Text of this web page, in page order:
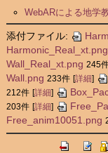
WebARによる地学
添付ファイル:
Harmonic_Real_xt.png
Wall_Real_xt.png 245
Wall.png 233件 [詳細]
212件 [詳細]
203件 [詳細]
Free_anim10051.png